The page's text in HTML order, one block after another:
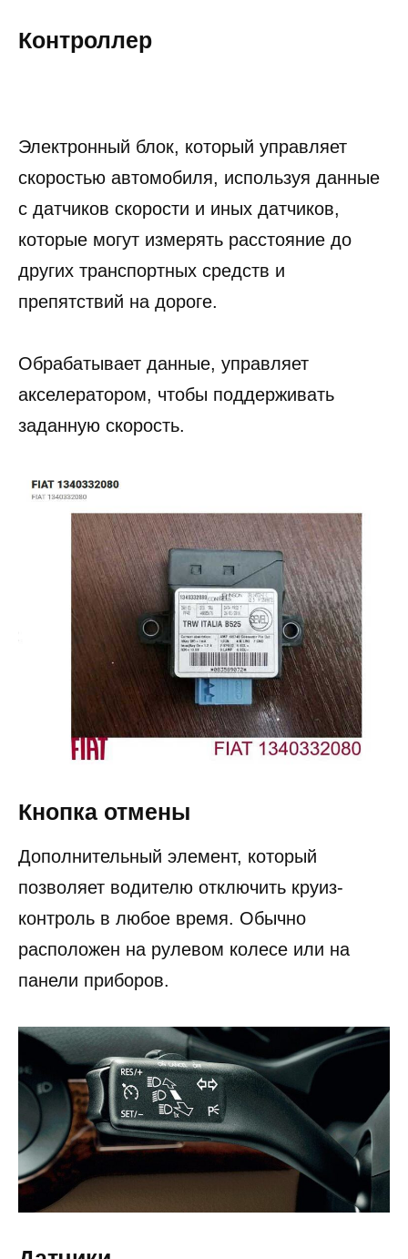
Контроллер
Электронный блок, который управляет
скоростью автомобиля, используя данные
с датчиков скорости и иных датчиков,
которые могут измерять расстояние до
других транспортных средств и
препятствий на дороге.
Обрабатывает данные, управляет
акселератором, чтобы поддерживать
заданную скорость.
Кнопка отмены
Дополнительный элемент, который
позволяет водителю отключить круиз-
контроль в любое время. Обычно
расположен на рулевом колесе или на
панели приборов.